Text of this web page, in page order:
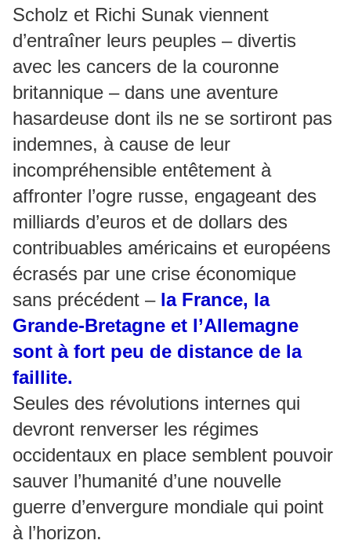
Scholz et Richi Sunak viennent
d’entraîner leurs peuples – divertis
avec les cancers de la couronne
britannique – dans une aventure
hasardeuse dont ils ne se sortiront pas
indemnes, à cause de leur
incompréhensible entêtement à
affronter l’ogre russe, engageant des
milliards d’euros et de dollars des
contribuables américains et européens
écrasés par une crise économique
sans précédent – la France, la
Grande-Bretagne et l’Allemagne
sont à fort peu de distance de la
faillite.
Seules des révolutions internes qui
devront renverser les régimes
occidentaux en place semblent pouvoir
sauver l’humanité d’une nouvelle
guerre d’envergure mondiale qui point
à l’horizon.